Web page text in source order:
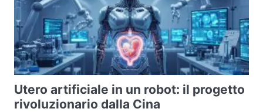
Utero artificiale in un robot: il progetto
rivoluzionario dalla Cina